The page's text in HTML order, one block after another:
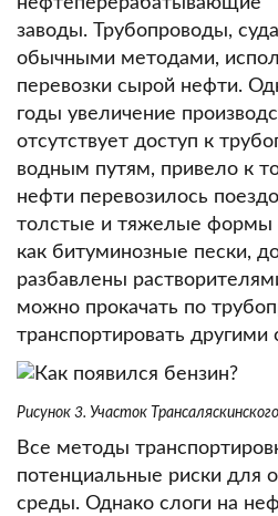
заводы.
Трубопроводы,
обычными методами,
перевозки сырой нефти.
годы увеличение
отсутствует доступ к
водным путям, привело к
нефти перевозилось
толстые и тяжелые формы
как битуминозные пески,
разбавлены
можно прокачать по
транспортировать другими
Рисунок 3. Участок
Все методы
потенциальные риски для
среды. Однако слоги на